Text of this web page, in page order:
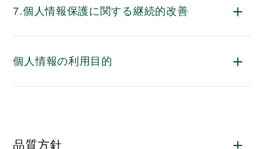
7.個人情報保護に関する継続的改善
個人情報の利用目的
品質方針